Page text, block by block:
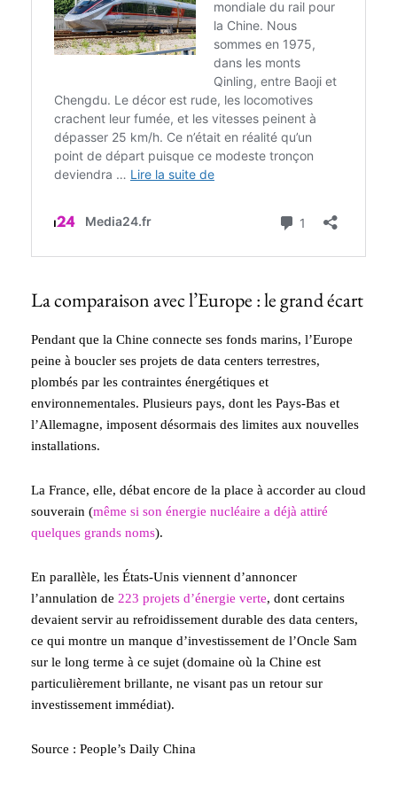
La comparaison avec l’Europe : le grand écart
Pendant que la Chine connecte ses fonds marins, l’Europe
peine à boucler ses projets de data centers terrestres,
plombés par les contraintes énergétiques et
environnementales. Plusieurs pays, dont les Pays-Bas et
l’Allemagne, imposent désormais des limites aux nouvelles
installations.
La France, elle, débat encore de la place à accorder au cloud
souverain (même si son énergie nucléaire a déjà attiré
quelques grands noms).
En parallèle, les États-Unis viennent d’annoncer
l’annulation de 223 projets d’énergie verte, dont certains
devaient servir au refroidissement durable des data centers,
ce qui montre un manque d’investissement de l’Oncle Sam
sur le long terme à ce sujet (domaine où la Chine est
particulièrement brillante, ne visant pas un retour sur
investissement immédiat).
Source : People’s Daily China